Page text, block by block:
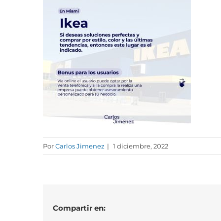
PorCarlos Jimenez | 1 diciembre, 2022
Compartir en: